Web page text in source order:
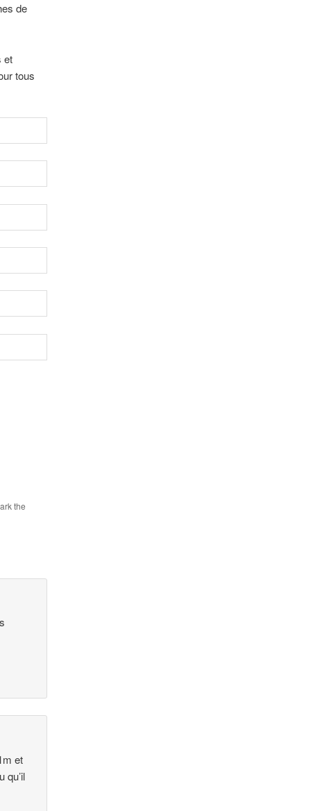
de
et
tous
the
et
qu’il